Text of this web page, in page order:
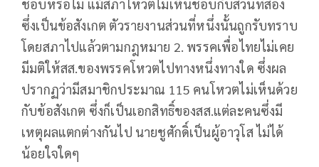
ชอบหรือไม่ แม้สภาโหวตไม่เห็นชอบกับส่วนที่สอง
ซึ่งเป็นข้อสังเกต ตัวรายงานส่วนที่หนึ่งนั้นถูกรับทราบ
โดยสภาไปแล้วตามกฎหมาย 2. พรรคเพื่อไทยไม่เคย
มีมติให้สส.ของพรรคโหวตไปทางหนึ่งทางใด ซึ่งผล
ปรากฏว่ามีสมาชิกประมาณ 115 คนโหวตไม่เห็นด้วย
กับข้อสังเกต ซึ่งก็เป็นเอกสิทธิ์ของสส.แต่ละคนซึ่งมี
เหตุผลแตกต่างกันไป นายชูศักดิ์เป็นผู้อาวุโส ไม่ได้
น้อยใจใดๆ